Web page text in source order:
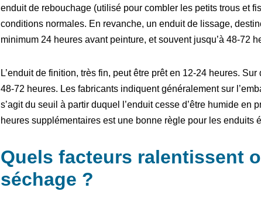
enduit de rebouchage (utilisé pour combler les petits trous et
conditions normales. En revanche, un enduit de lissage,
minimum 24 heures avant peinture, et souvent jusqu’à 48-72
L’enduit de finition, très fin, peut être prêt en 12-24 heures.
48-72 heures. Les fabricants indiquent généralement sur
s’agit du seuil à partir duquel l’enduit cesse d’être humide en
heures supplémentaires est une bonne règle pour les enduits
Quels facteurs ralentissent
séchage ?